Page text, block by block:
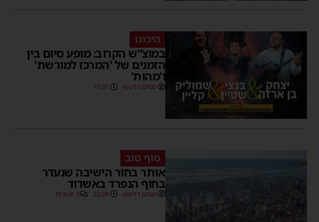
היכונו
במוצ”ש הקרוב: מופע סיום בין
הזמנים של 'המרכז למורשת'
ו'מהות'
מנחם דויטש 11:01
סוף טוב
אותר בחור הישיבה שנעדר
בחוף הנפרד באשדוד
מנחם דויטש 22:08 3 תגובות